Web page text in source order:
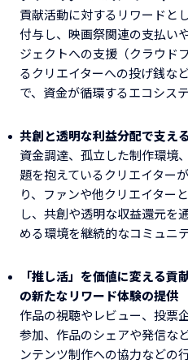
貢献活動に対するリワードと
付与し、映画祭関連の支払い
ジェクトへの支援（クラウド
るクリエイターへの投げ銭な
で、資金が循環するエコシス
共創と透明な利益分配で支え
資金調達、孤立した制作環境
題を抱えているクリエイター
り、ファンや他クリエイター
し、共創や透明な収益還元を
める環境を継続的なコミュニ
「推し活」を価値に変える貢
の新たなリワード体験の提供
作品の視聴やレビュー、投票
参加、作品のシェアや発信な
ンテンツ制作への協力などの